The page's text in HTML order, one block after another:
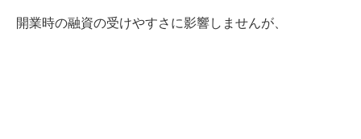
開業時の融資の受けやすさに影響しませんが、